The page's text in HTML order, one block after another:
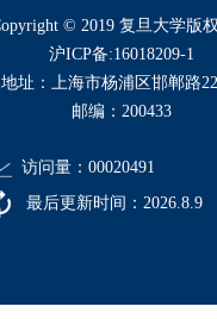
© 2019 复旦大学版
沪ICP备:16018209-1
地址：上海市杨浦区邯郸路
邮编：200433
访问量： 00020491
最后更新时间： 2026 8 9